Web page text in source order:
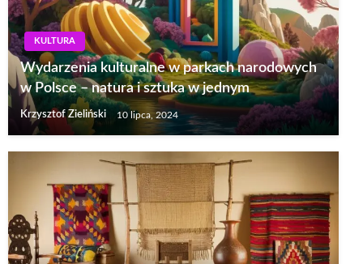
KULTURA
Wydarzenia kulturalne w parkach narodowych
w Polsce – natura i sztuka w jednym
Krzysztof Zieliński 10 lipca, 2024